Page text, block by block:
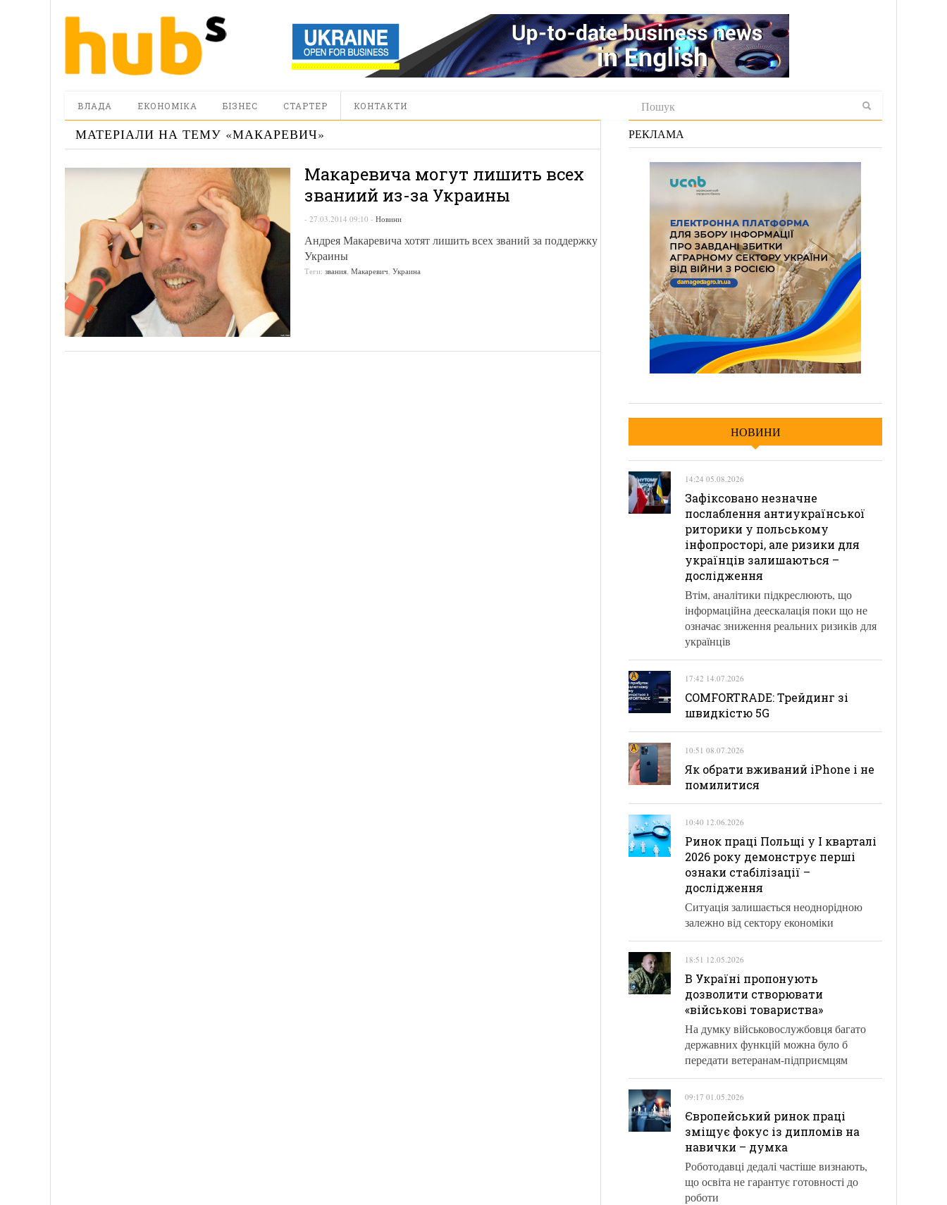
ВЛАДА ЕКОНОМІКА БІЗНЕС СТАРТЕР КОНТАКТИ
МАТЕРІАЛИ НА ТЕМУ «МАКАРЕВИЧ»
Макаревича могут лишить всех
званиий из-за Украины
- 27.03.2014 09:10 - Новини
Андрея Макаревича хотят лишить всех званий за поддержку
Украины
Теги: звания, Макаревич, Украина
РЕКЛАМА
НОВИНИ
14:24 05.08.2026
Зафіксовано незначне
послаблення антиукраїнської
риторики у польському
інфопросторі, але ризики для
українців залишаються –
дослідження
Втім, аналітики підкреслюють, що
інформаційна деескалація поки що не
означає зниження реальних ризиків для
українців
17:42 14.07.2026
COMFORTRADE: Трейдинг зі
швидкістю 5G
10:51 08.07.2026
Як обрати вживаний iPhone і не
помилитися
10:40 12.06.2026
Ринок праці Польщі у І кварталі
2026 року демонструє перші
ознаки стабілізації –
дослідження
Ситуація залишається неоднорідною
залежно від сектору економіки
18:51 12.05.2026
В Україні пропонують
дозволити створювати
«військові товариства»
На думку військовослужбовця багато
державних функцій можна було б
передати ветеранам-підприємцям
09:17 01.05.2026
Європейський ринок праці
зміщує фокус із дипломів на
навички – думка
Роботодавці дедалі частіше визнають,
що освіта не гарантує готовності до
роботи